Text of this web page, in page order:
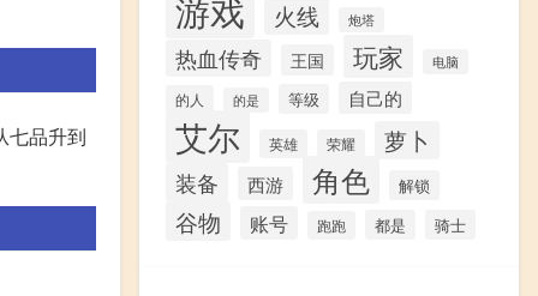
七品升到
火线 炮塔
热血传奇 王国 玩家 电脑
的人 的是 等级 自己的
艾尔 英雄 荣耀
萝卜
装备
西游 角色 解锁
谷物 账号 跑跑 都是 骑士